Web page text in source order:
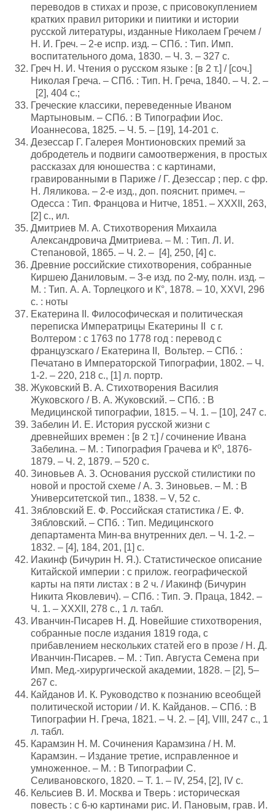
переводов в стихах и прозе, с присовокуплением
кратких правил риторики и пиитики и истории
русской литературы, изданные Николаем Гречем /
Н. И. Греч. – 2-е испр. изд. – СПб. : Тип. Имп.
воспитательного дома, 1830. – Ч. 3. – 327 с.
Греч Н. И. Чтения о русском языке : [в 2 т.] / [соч.]
Николая Греча. – СПб. : Тип. Н. Греча, 1840. – Ч. 2. –
[2], 404 с.;
Греческие классики, переведенные Иваном
Мартыновым. – СПб. : В Типографии Иос.
Иоаннесова, 1825. – Ч. 5. – [19], 14-201 с.
Дезессар Г. Галерея Монтионовских премий за
добродетель и подвиги самоотвержения, в простых
рассказах для юношества : с картинами,
гравированными в Париже / Г. Дезессар ; пер. с фр.
Н. Ляликова. – 2-е изд., доп. пояснит. примеч. –
Одесса : Тип. Францова и Нитче, 1851. – XXXII, 263,
[2] с., ил.
Дмитриев М. А. Стихотворения Михаила
Александровича Дмитриева. – М. : Тип. Л. И.
Степановой, 1865. – Ч. 2. – [4], 250, [4] с.
Древние российские стихотворения, собранные
Киршею Даниловым. – 3-е изд. по 2-му, полн. изд. –
М. : Тип. А. А. Торлецкого и К°, 1878. – 10, XXVI, 296
с. : ноты
Екатерина II. Философическая и политическая
переписка Императрицы Екатерины II с г.
Волтером : с 1763 по 1778 год : перевод с
французскаго / Екатерина II, Вольтер. – СПб. :
Печатано в Императорской Типографии, 1802. – Ч.
1-2. – 220, 218 с., [1] л. портр.
Жуковский В. А. Стихотворения Василия
Жуковского / В. А. Жуковский. – СПб. : В
Медицинской типографии, 1815. – Ч. 1. – [10], 247 с.
Забелин И. Е. История русской жизни с
древнейших времен : [в 2 т.] / сочинение Ивана
Забелина. – М. : Типография Грачева и Ко, 1876-
1879. – Ч. 2, 1879. – 520 с.
Зиновьев А. З. Основания русской стилистики по
новой и простой схеме / А. З. Зиновьев. – М. : В
Университетской тип., 1838. – V, 52 с.
Зябловский Е. Ф. Российская статистика / Е. Ф.
Зябловский. – СПб. : Тип. Медицинского
департамента Мин-ва внутренних дел. – Ч. 1-2. –
1832. – [4], 184, 201, [1] с.
Иакинф (Бичурин Н. Я.). Статистическое описание
Китайской империи : с прилож. географической
карты на пяти листах : в 2 ч. / Иакинф (Бичурин
Никита Яковлевич). – СПб. : Тип. Э. Праца, 1842. –
Ч. 1. – XXXII, 278 с., 1 л. табл.
Иванчин-Писарев Н. Д. Новейшие стихотворения,
собранные после издания 1819 года, с
прибавлением нескольких статей его в прозе / Н. Д.
Иванчин-Писарев. – М. : Тип. Августа Семена при
Имп. Мед.-хирургической академии, 1828. – [2], 5–
267 с.
Кайданов И. К. Руководство к познанию всеобщей
политической истории / И. К. Кайданов. – СПб. : В
Типографии Н. Греча, 1821. – Ч. 2. – [4], VIII, 247 с., 1
л. табл.
Карамзин Н. М. Сочинения Карамзина / Н. М.
Карамзин. – Издание третие, исправленное и
умноженное. – М. : В Типографии С.
Селивановского, 1820. – Т. 1. – IV, 254, [2], IV с.
Кельсиев В. И. Москва и Тверь : историческая
повесть : с 6-ю картинами рис. И. Пановым, грав. И.